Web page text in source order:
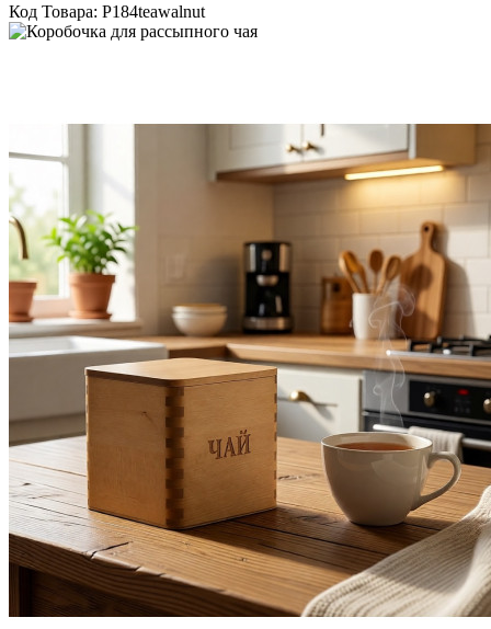
Код Товара: P184teawalnut